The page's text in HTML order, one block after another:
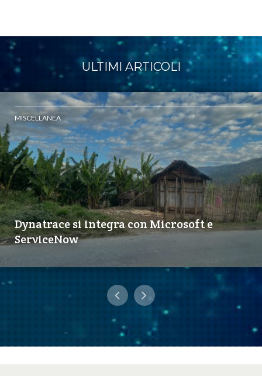
ULTIMI ARTICOLI
MISCELLANEA
Dynatrace si integra con Microsoft e
ServiceNow